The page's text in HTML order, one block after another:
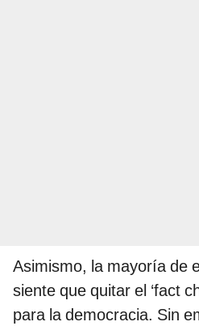
Asimismo, la mayoría de
siente que quitar el ‘fact
para la democracia. Sin